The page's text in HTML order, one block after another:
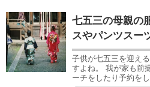
七五三の母親の
スやパンツスー
子供が七五三を迎え
すよね。 我が家も前
ーチをしたり予約を